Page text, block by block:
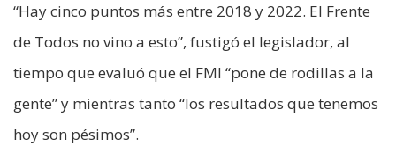
“Hay cinco puntos más entre 2018 y 2022. El Frente
de Todos no vino a esto”, fustigó el legislador, al
tiempo que evaluó que el FMI “pone de rodillas a la
gente” y mientras tanto “los resultados que tenemos
hoy son pésimos”.